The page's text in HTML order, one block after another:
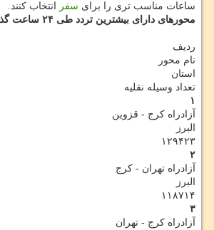
ساعات مناسب تری را برای سفر
انتخاب کنند.
محورهای دارای بیشترین تردد طی ۲۴ ساعت گذشته
ردیف
نام محور
استان
تعداد وسیله نقلیه
۱
آزادراه کرج - قزوین
البرز
۱۲۹۴۲۳
۲
آزادراه تهران - کرج
البرز
۱۱۸۷۱۴
۳
آزادراه کرج - تهران